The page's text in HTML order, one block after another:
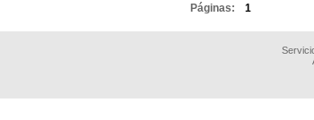
Páginas: 1